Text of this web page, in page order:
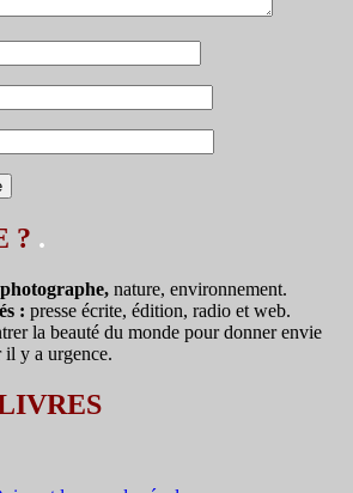
? .
nature, environnement.
: presse écrite, édition, radio et web.
la beauté du monde pour donner envie
il y a urgence.